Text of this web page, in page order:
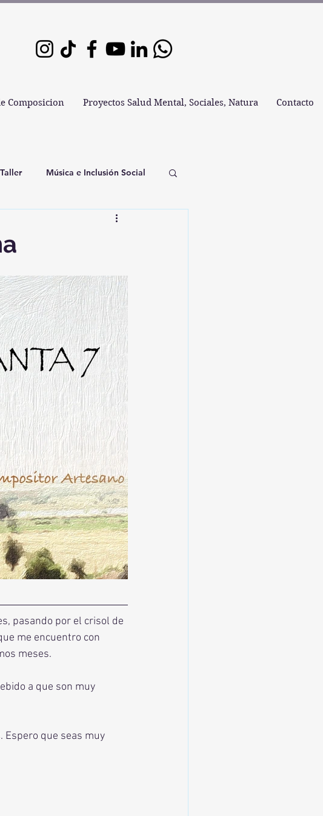
Composicion Proyectos Salud Mental, Sociales, Natura Contacto
Música e Inclusión Social
pasando por el crisol de
me encuentro con
meses.
a que son muy
Espero que seas muy